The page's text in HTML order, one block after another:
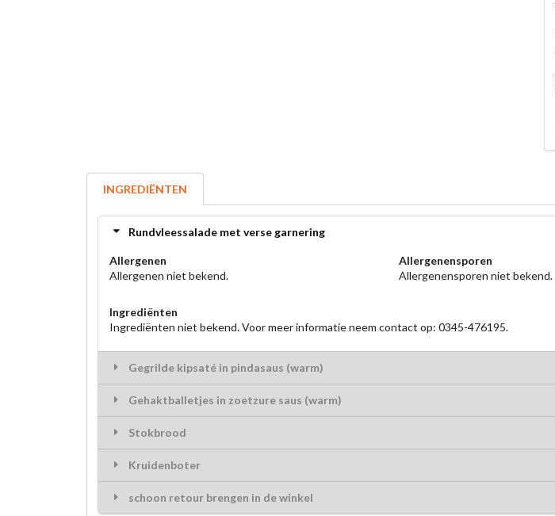
INGREDIËNTEN
Rundvleessalade met verse garnering
Allergenen
Allergenen niet bekend.
Allergenensporen
Allergenensporen niet bekend.
Ingrediënten
Ingrediënten niet bekend. Voor meer informatie neem contact op: 0345-476195.
Gegrilde kipsaté in pindasaus (warm)
Gehaktballetjes in zoetzure saus (warm)
Stokbrood
Kruidenboter
schoon retour brengen in de winkel